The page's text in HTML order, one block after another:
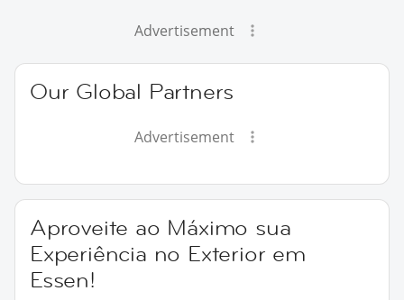
Advertisement
Our Global Partners
Advertisement
Aproveite ao Máximo sua
Experiência no Exterior em
Essen!